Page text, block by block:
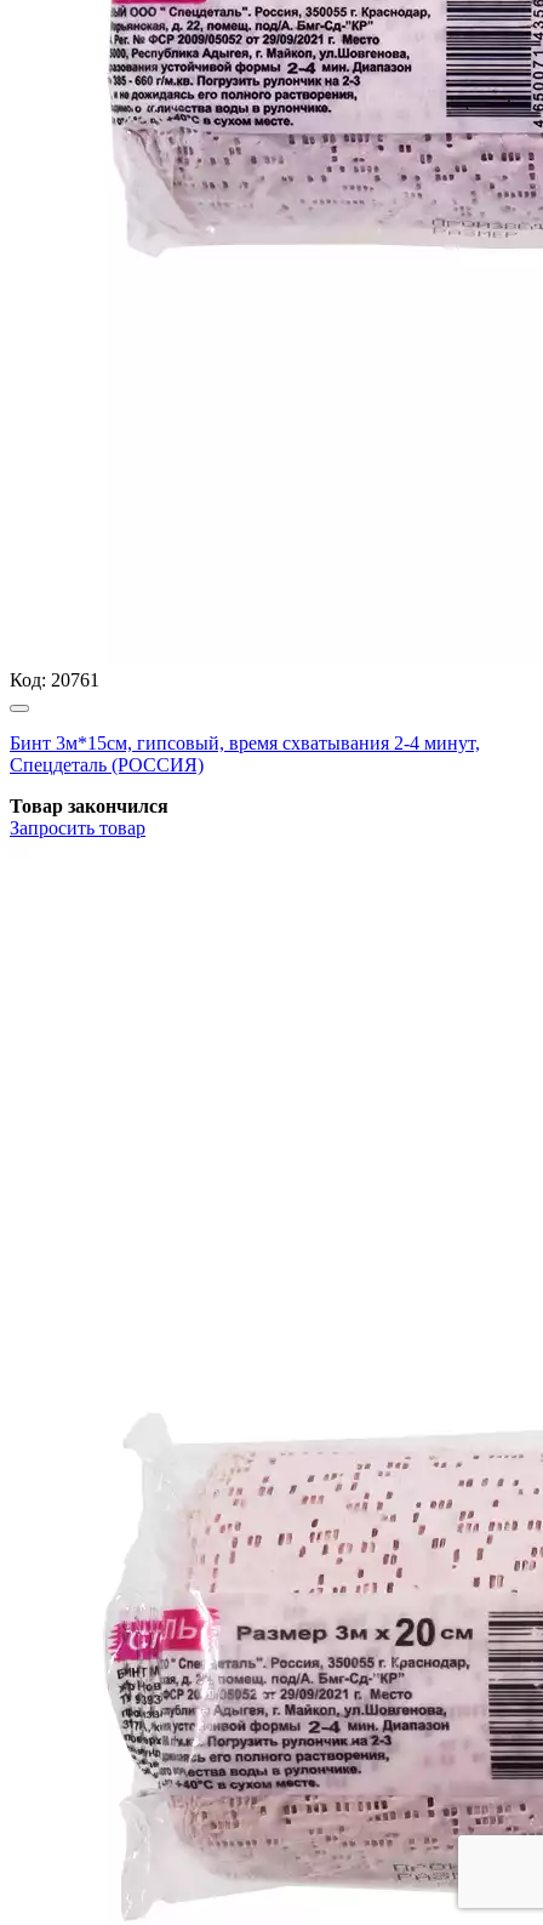
Код: 20761
Бинт 3м*15см, гипсовый, время схватывания 2-4 минут,
Спецдеталь (РОССИЯ)
Товар закончился
Запросить товар